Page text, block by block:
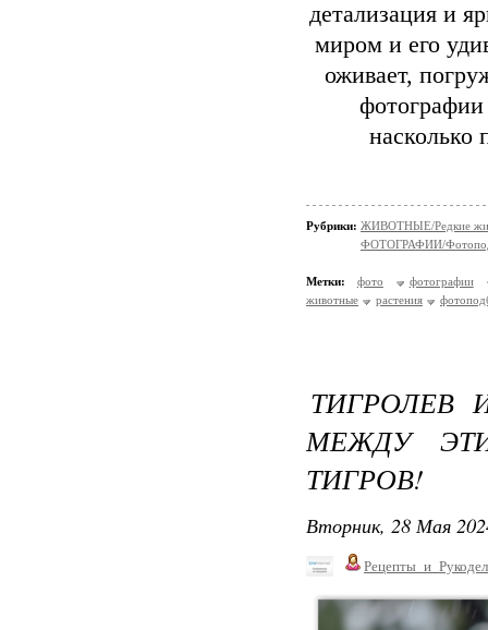
детализация и
миром и его
оживает,
насколько
Рубрики: ЖИВОТНЫЕ/Редкие
ФОТОГРАФИИ/
Метки: фото
фотографии
животные
растения
ТИГРОЛЕВ
МЕЖДУ
ТИГРОВ!
Вторник, 28 Мая